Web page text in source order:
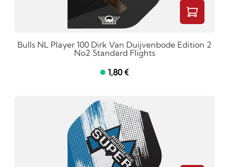
Bulls NL Player 100 Dirk Van Duijvenbode Edition 2
No2 Standard Flights
1,80 €